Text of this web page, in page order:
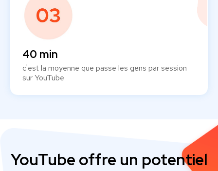
40 min
c'est la moyenne que passe les gens par session
sur YouTube
YouTube offre un potentiel